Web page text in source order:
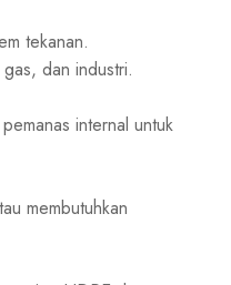
tekanan.
dan industri.
internal untuk
membutuhkan